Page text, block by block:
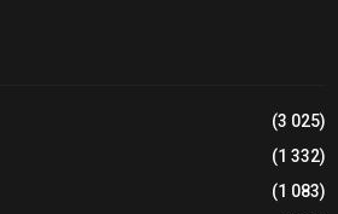
(3 025)
(1 332)
(1 083)